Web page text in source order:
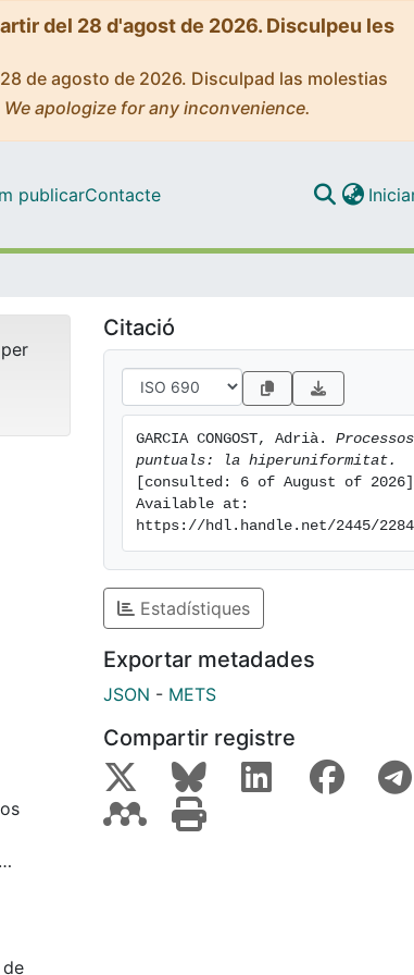
del 28 d'agost de 2026. Disculpeu les
de agosto de 2026. Disculpad las molestias
apologize for any inconvenience.
publicarContacte
de
Citació
GARCIA CONGOST, Adrià. Processos
puntuals: la hiperuniformitat.
[consulted: 6 of August of
Available at:
https://hdl.handle.net/2445/
Estadístiques
Exportar metadades
JSON - METS
Compartir registre